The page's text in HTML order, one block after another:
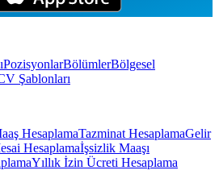
PozisyonlarBölümlerBölgesel
Şablonları
HesaplamaTazminat HesaplamaGelir
Hesaplamaİşsizlik Maaşı
Yıllık İzin Ücreti Hesaplama